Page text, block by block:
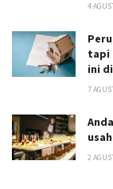
4
tapi
ini
7
2